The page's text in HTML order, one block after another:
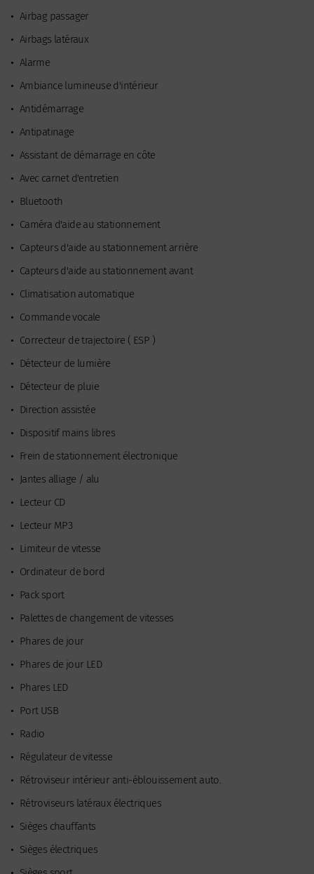
• Airbag passager
• Airbags latéraux
• Alarme
• Ambiance lumineuse d'intérieur
• Antidémarrage
• Antipatinage
• Assistant de démarrage en côte
• Avec carnet d'entretien
• Bluetooth
• Caméra d'aide au stationnement
• Capteurs d'aide au stationnement arrière
• Capteurs d'aide au stationnement avant
• Climatisation automatique
• Commande vocale
• Correcteur de trajectoire ( ESP )
• Détecteur de lumière
• Détecteur de pluie
• Direction assistée
• Dispositif mains libres
• Frein de stationnement électronique
•
Jantes alliage / alu
• Lecteur CD
• Lecteur MP3
• Limiteur de vitesse
• Ordinateur de bord
• Pack sport
• Palettes de changement de vitesses
• Phares de jour
• Phares de jour LED
• Phares LED
• Port USB
• Radio
• Régulateur de vitesse
• Rétroviseur intérieur anti-éblouissement auto.
• Rétroviseurs latéraux électriques
• Sièges chauffants
• Sièges électriques